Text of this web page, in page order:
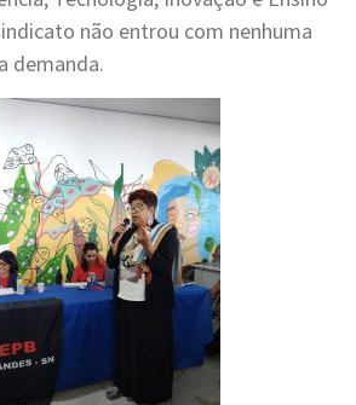
não entrou com nenhuma
demanda.